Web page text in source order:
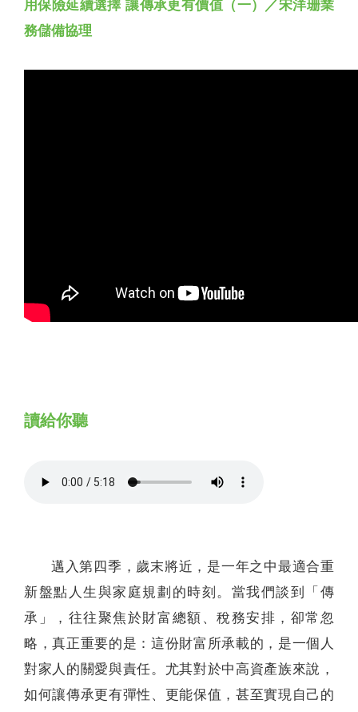
用保險延續選擇 讓傳承更有價值（一）／宋洋珊業
務儲備協理
讀給你聽
邁入第四季，歲末將近，是一年之中最適合重
新盤點人生與家庭規劃的時刻。當我們談到「傳
承」，往往聚焦於財富總額、稅務安排，卻常忽
略，真正重要的是：這份財富所承載的，是一個人
對家人的關愛與責任。尤其對於中高資產族來說，
如何讓傳承更有彈性、更能保值，甚至實現自己的